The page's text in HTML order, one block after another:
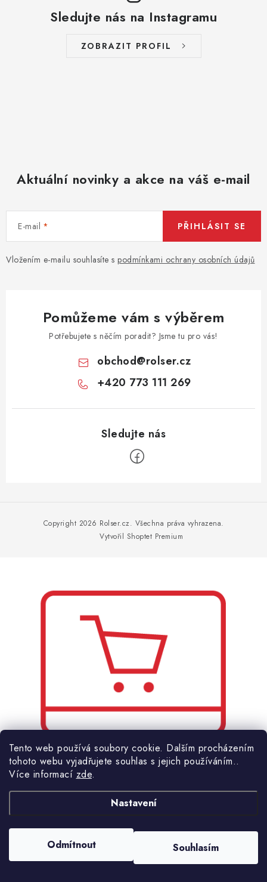
Tento web používá soubory cookie. Dalším procházením
tohoto webu vyjadřujete souhlas s jejich používáním..
Více informací zde.
Nastavení
Odmítnout Souhlasím
Sledujte nás na Instagramu
ZOBRAZIT PROFIL
Aktuální novinky a akce na váš e-mail
E-mail
Vložením e-mailu souhlasíte s podmínkami ochrany osobních údajů
PŘIHLÁSIT SE
Pomůžeme vám s výběrem
Potřebujete s něčím poradit? Jsme tu pro vás!
obchod@rolser.cz
+420 773 111 269
Vytvořil Shoptet Premium
Copyright 2026 Rolser.cz. Všechna práva vyhrazena.